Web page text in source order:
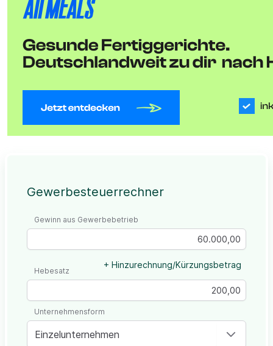
Gewerbesteuerrechner
Gewinn aus Gewerbebetrieb
+ Hinzurechnung/Kürzungsbetrag
Hebesatz
Einzelunternehmen
Unternehmensform